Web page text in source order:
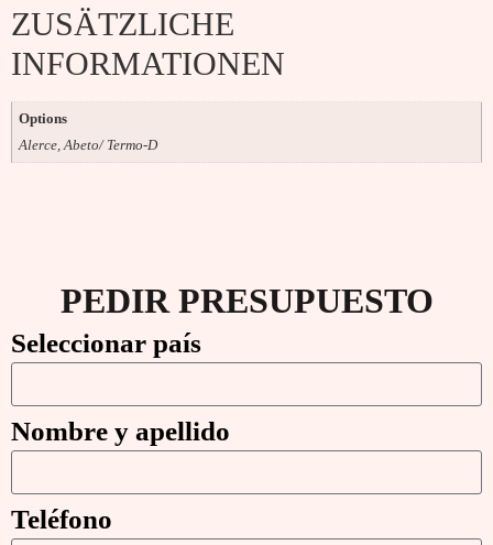
ZUSÄTZLICHE
INFORMATIONEN
Options
Alerce, Abeto/ Termo-D
PEDIR PRESUPUESTO
Seleccionar país
Nombre y apellido
Teléfono